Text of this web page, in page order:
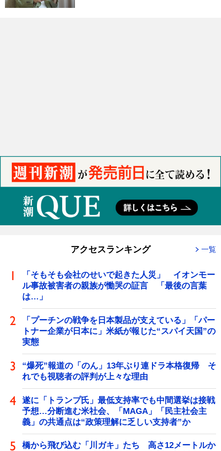
アクセスランキング 一覧
「そもそも会社のせいで起きた人災」 イオンモー
ル事故被害者の親族が慟哭の証言 「最後の言葉
は…」
「プーチンの戦争を日本製品が支えている」「パー
トナー企業が日本に」米紙が報じた“スパイ天国”の
実態
“爆死”報道の「のん」13年ぶり連ドラ本格復帰 そ
れでも視聴者の評判が上々な理由
遂に「トランプ氏」最低支持率でも中間選挙は接戦
予想…分断進む米社会、「MAGA」「民主社会主
義」の共通点は“政策理解に乏しい支持者”か
橋から飛び込む「川ガキ」たち 高さ12メートルか